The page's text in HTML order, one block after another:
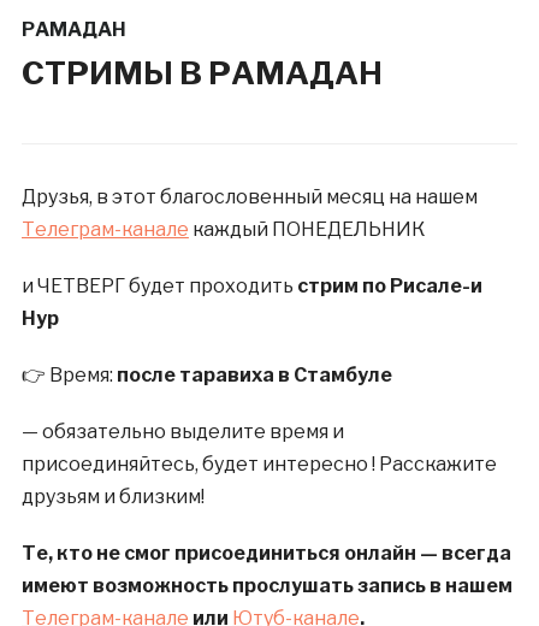
РАМАДАН
СТРИМЫ В РАМАДАН
Друзья, в этот благословенный месяц на нашем
Телеграм-канале каждый ПОНЕДЕЛЬНИК
и ЧЕТВЕРГ будет проходить стрим по Рисале-и
Нур
👉 Время: после таравиха в Стамбуле
— обязательно выделите время и
присоединяйтесь, будет интересно ! Расскажите
друзьям и близким!
Те, кто не смог присоединиться онлайн — всегда
имеют возможность прослушать запись в нашем
Телеграм-канале или Ютуб-канале.